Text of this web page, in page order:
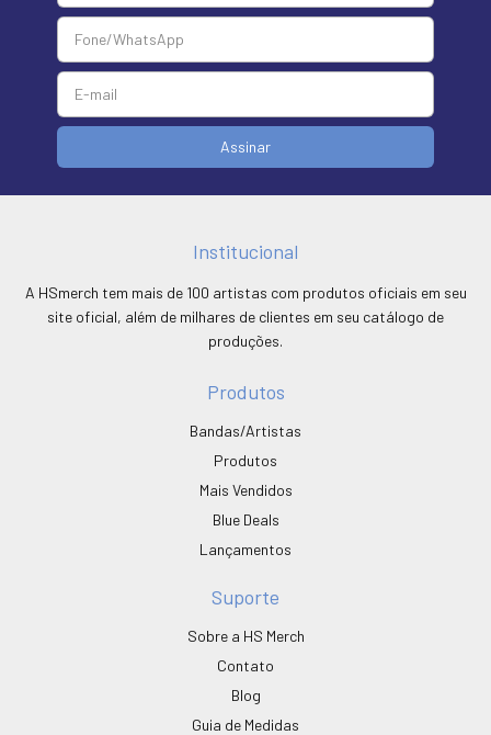
Institucional
A HSmerch tem mais de 100 artistas com produtos oficiais em seu
site oficial, além de milhares de clientes em seu catálogo de
produções.
Produtos
Bandas/Artistas
Produtos
Mais Vendidos
Blue Deals
Lançamentos
Suporte
Sobre a HS Merch
Contato
Blog
Guia de Medidas